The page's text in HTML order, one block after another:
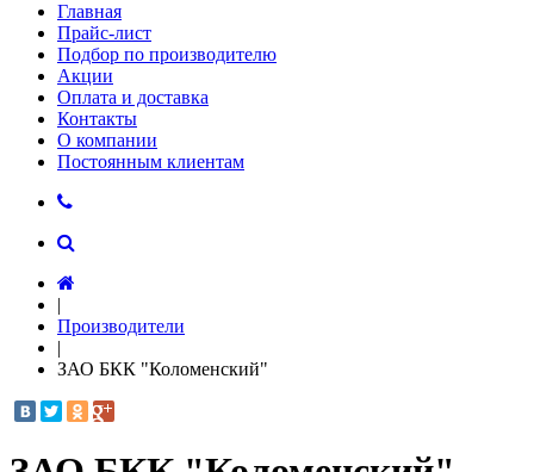
Главная
Прайс-лист
Подбор по производителю
Акции
Оплата и доставка
Контакты
О компании
Постоянным клиентам
|
Производители
|
ЗАО БКК "Коломенский"